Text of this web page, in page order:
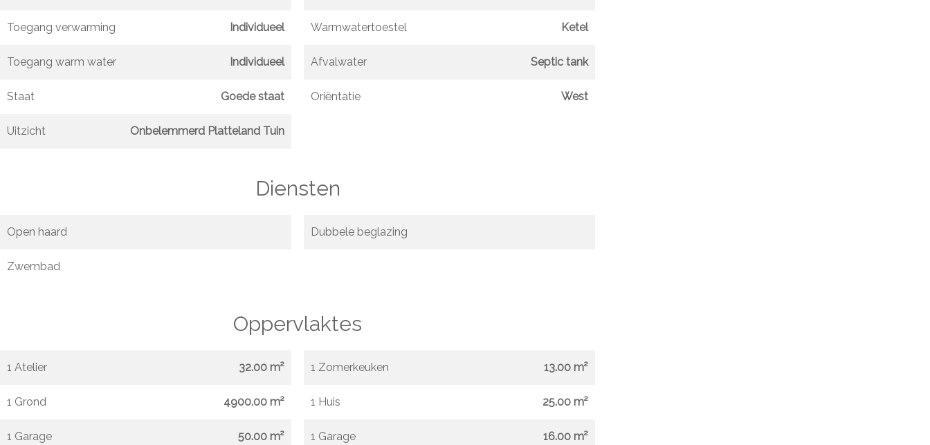
Toegang verwarming Individueel Warmwatertoestel Ketel
Toegang warm water Individueel Afvalwater Septic tank
Staat Goede staat Oriëntatie West
Uitzicht Onbelemmerd Platteland Tuin
Diensten
Open haard Dubbele beglazing
Zwembad
Oppervlaktes
1 Atelier 32.00 m² 1 Zomerkeuken 13.00 m²
1 Grond 4900.00 m² 1 Huis 25.00 m²
1 Garage 50.00 m² 1 Garage 16.00 m²